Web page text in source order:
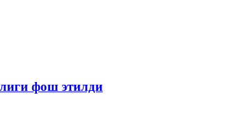
фош этилди